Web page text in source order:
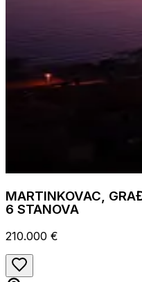
MARTINKOVAC,
6 STANOVA
210.000 €